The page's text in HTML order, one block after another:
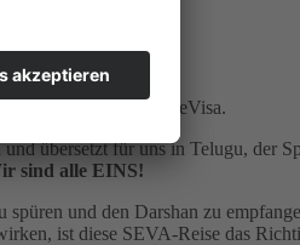
für das indische eVisa.
übersetzt für uns in Telugu, der
sind alle EINS!
und den Darshan zu
ist diese SEVA-Reise das